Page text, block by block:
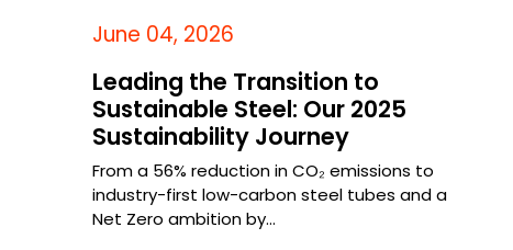
June 04, 2026
Leading the Transition to
Sustainable Steel: Our 2025
Sustainability Journey
From a 56% reduction in CO₂ emissions to
industry-first low-carbon steel tubes and a
Net Zero ambition by…